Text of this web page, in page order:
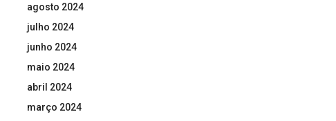
agosto 2024
julho 2024
junho 2024
maio 2024
abril 2024
março 2024